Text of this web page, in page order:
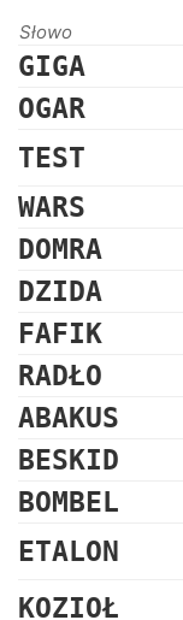
Słowo
GIGA
OGAR
TEST
WARS
DOMRA
DZIDA
FAFIK
RADŁO
ABAKUS
BESKID
BOMBEL
ETALON
KOZIOŁ